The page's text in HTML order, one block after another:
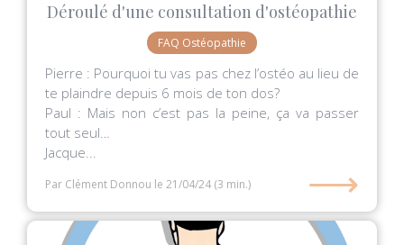
Déroulé d'une consultation d'ostéopathie
FAQ Ostéopathie
Pierre : Pourquoi tu vas pas chez l’ostéo au lieu de
te plaindre depuis 6 mois de ton dos?
Paul : Mais non c’est pas la peine, ça va passer
tout seul…
Jacque...
Par Clément Donnou le 21/04/24 (3 min.) ⟶